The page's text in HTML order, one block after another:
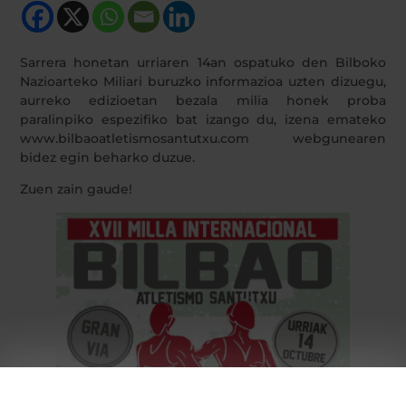
Sarrera honetan urriaren 14an ospatuko den Bilboko
Nazioarteko Miliari buruzko informazioa uzten dizuegu,
aurreko edizioetan bezala milia honek proba
paralinpiko espezifiko bat izango du, izena emateko
www.bilbaoatletismosantutxu.com webgunearen
bidez egin beharko duzue.
Zuen zain gaude!